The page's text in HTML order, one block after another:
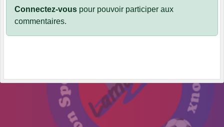
Connectez-vous pour pouvoir participer aux
commentaires.